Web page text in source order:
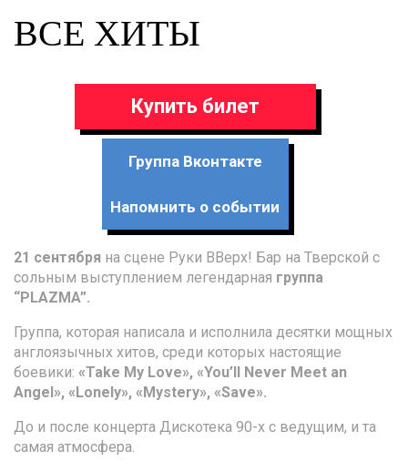
ВСЕ ХИТЫ
Купить билет
Группа Вконтакте
Напомнить о событии
21 сентября на сцене Руки ВВерх! Бар на Тверской с
сольным выступлением легендарная группа
“PLAZMA”.
Группа, которая написала и исполнила десятки мощных
англоязычных хитов, среди которых настоящие
боевики: «Take My Love», «You’ll Never Meet an
Angel», «Lonely», «Mystery», «Save».
До и после концерта Дискотека 90-х с ведущим, и та
самая атмосфера.